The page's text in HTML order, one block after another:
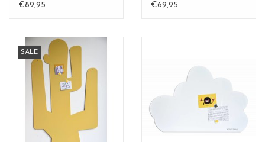
€89,95
€69,95
SALE